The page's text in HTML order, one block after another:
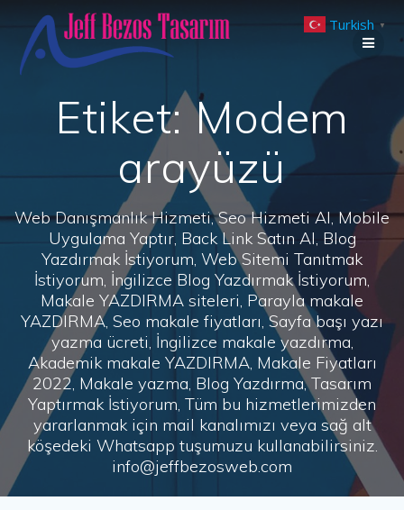
to
Etiket:Modem
arayüzü
Web Danışmanlık Hizmeti, Seo Hizmeti Al, Mobile
Uygulama Yaptır, Back Link Satın Al, Blog
Yazdırmak İstiyorum, Web Sitemi Tanıtmak
İstiyorum, İngilizce Blog Yazdırmak İstiyorum,
Makale YAZDIRMA siteleri, Parayla makale
YAZDIRMA, Seo makale fiyatları, Sayfa başı yazı
yazma ücreti, İngilizce makale yazdırma,
Akademik makale YAZDIRMA, Makale Fiyatları
2022, Makale yazma, Blog Yazdırma, Tasarım
Yaptırmak İstiyorum, Tüm bu hizmetlerimizden
yararlanmak için mail kanalımızı veya sağ alt
köşedeki Whatsapp tuşumuzu kullanabilirsiniz.
info@jeffbezosweb.com
Turkish ▼